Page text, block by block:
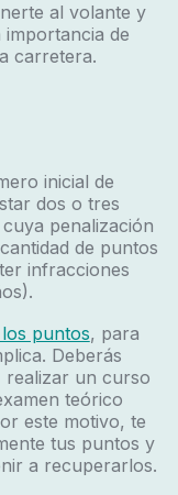
al volante y
de
carretera.
inicial de
dos o tres
penalización
de puntos
infracciones
puntos, para
Deberás
realizar un curso
teórico
este motivo, te
tus puntos y
a recuperarlos.